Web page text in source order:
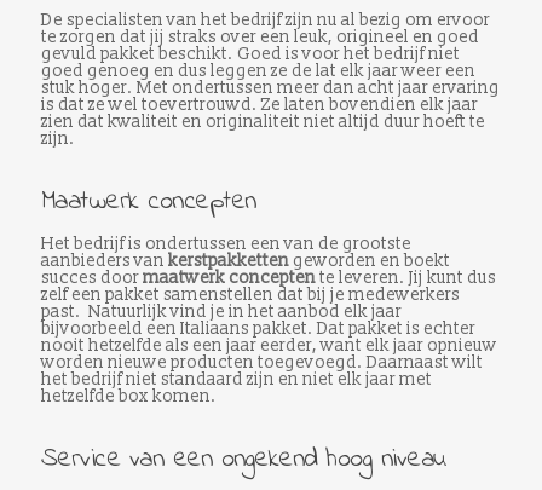
De specialisten van het bedrijf zijn nu al bezig om ervoor
te zorgen dat jij straks over een leuk, origineel en goed
gevuld pakket beschikt. Goed is voor het bedrijf niet
goed genoeg en dus leggen ze de lat elk jaar weer een
stuk hoger. Met ondertussen meer dan acht jaar ervaring
is dat ze wel toevertrouwd. Ze laten bovendien elk jaar
zien dat kwaliteit en originaliteit niet altijd duur hoeft te
zijn.
Maatwerk concepten
Het bedrijf is ondertussen een van de grootste
aanbieders van kerstpakkettengeworden en boekt
succes doormaatwerk conceptente leveren. Jij kunt dus
zelf een pakket samenstellen dat bij je medewerkers
past. Natuurlijk vind je in het aanbod elk jaar
bijvoorbeeld een Italiaans pakket. Dat pakket is echter
nooit hetzelfde als een jaar eerder, want elk jaar opnieuw
worden nieuwe producten toegevoegd. Daarnaast wilt
het bedrijf niet standaard zijn en niet elk jaar met
hetzelfde box komen.
Service van een ongekend hoog niveau